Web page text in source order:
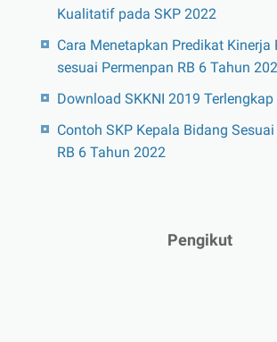
Kualitatif pada SKP 2022
Cara Menetapkan Predikat Kinerja
sesuai Permenpan RB 6 Tahun
Download SKKNI 2019 Terlengkap
Contoh SKP Kepala Bidang
RB 6 Tahun 2022
Pengikut